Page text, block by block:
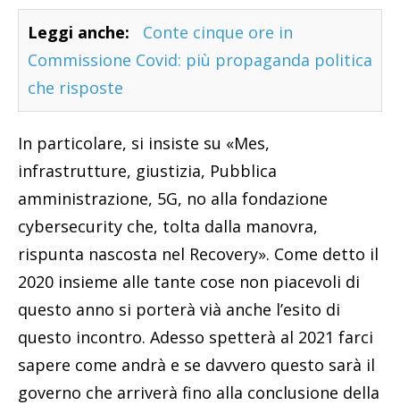
Leggi anche:
Conte cinque ore in
Commissione Covid: più propaganda politica
che risposte
In particolare, si insiste su «Mes,
infrastrutture, giustizia, Pubblica
amministrazione, 5G, no alla fondazione
cybersecurity che, tolta dalla manovra,
rispunta nascosta nel Recovery». Come detto il
2020 insieme alle tante cose non piacevoli di
questo anno si porterà vià anche l’esito di
questo incontro. Adesso spetterà al 2021 farci
sapere come andrà e se davvero questo sarà il
governo che arriverà fino alla conclusione della